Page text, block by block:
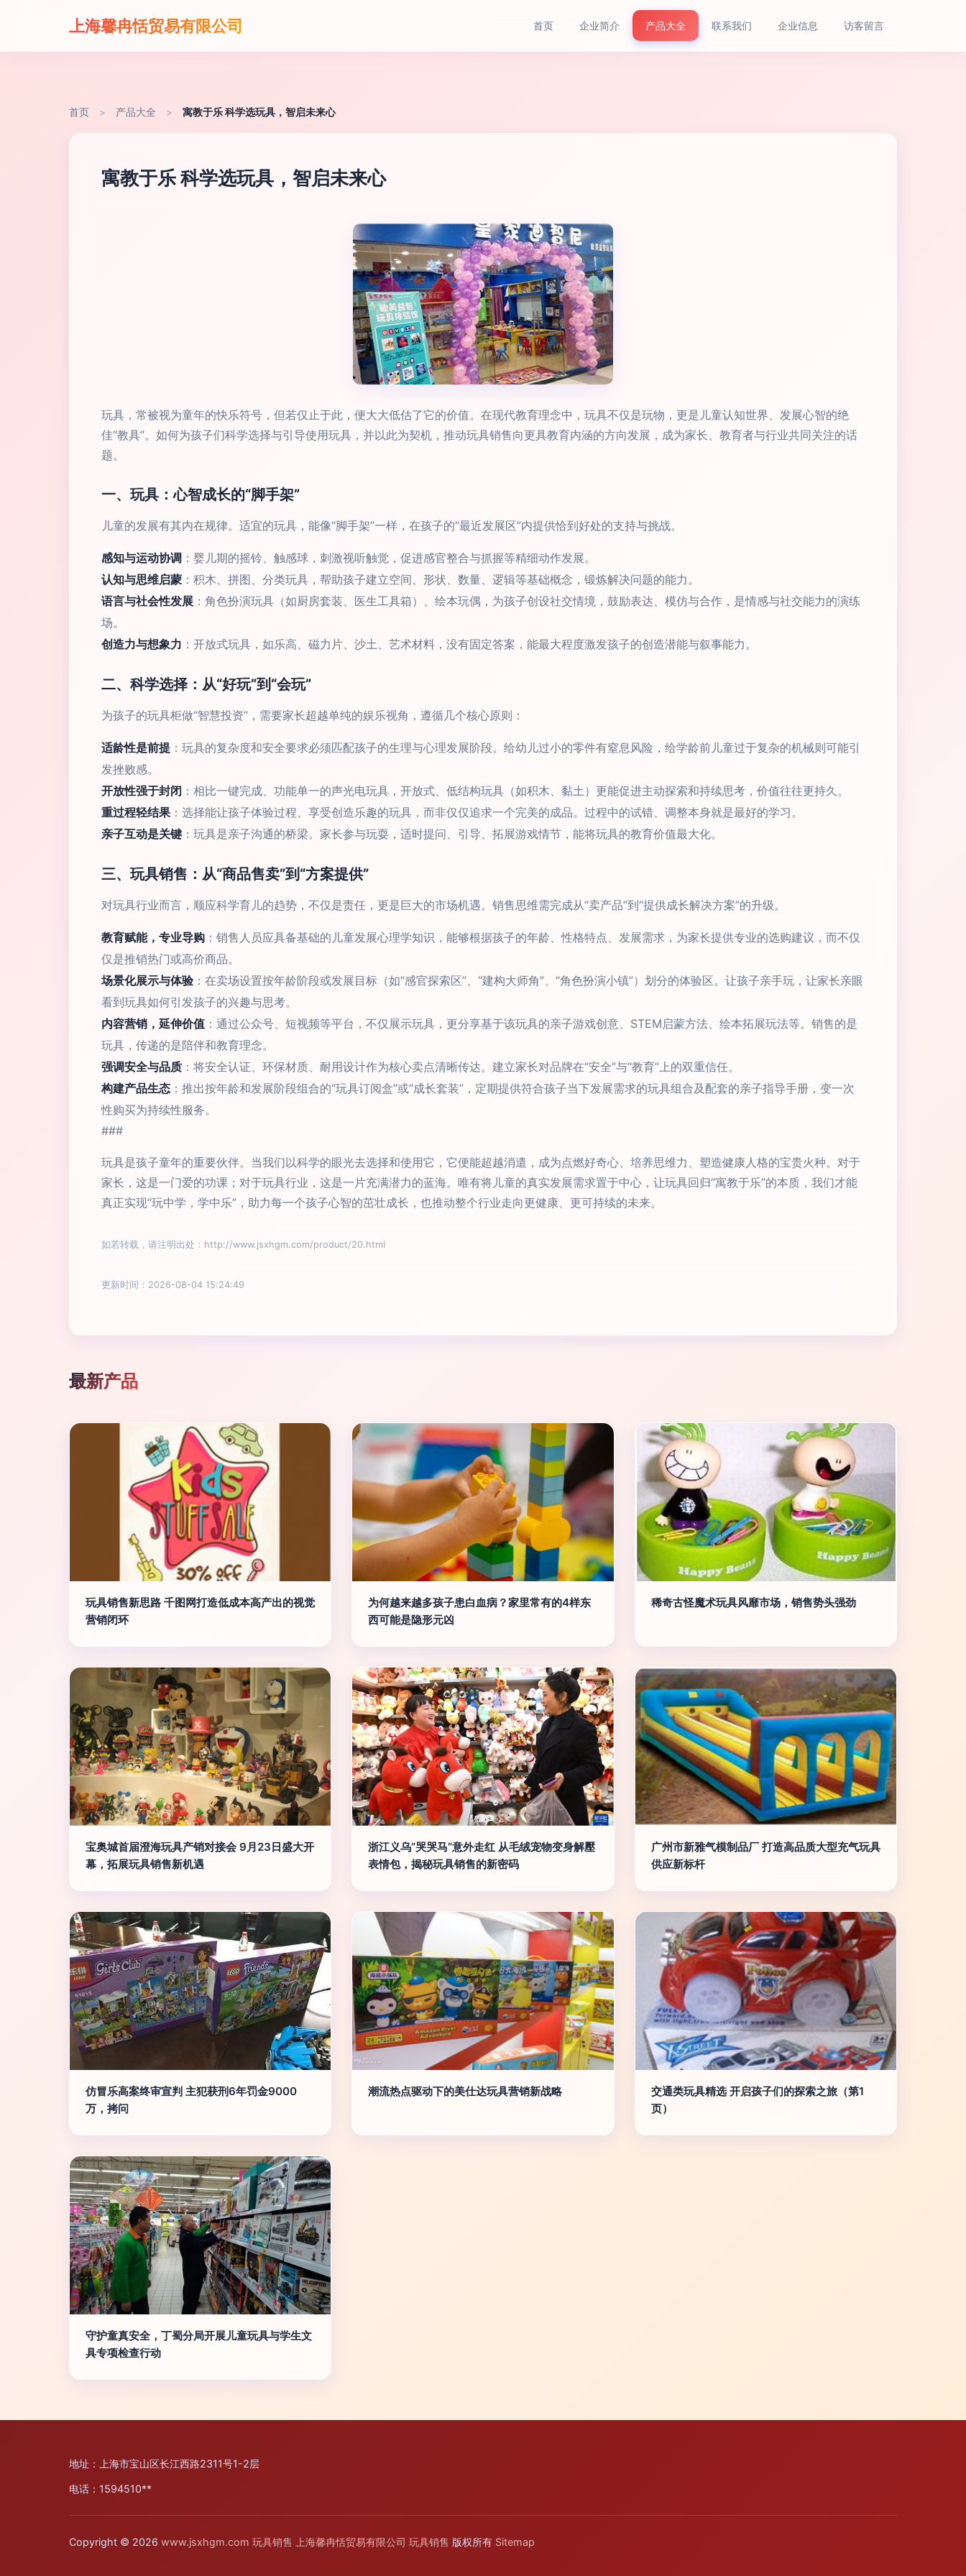
上海馨冉恬贸易有限公司 首页 企业简介 产品大全 联系我们 企业信息 访客留言
首页 > 产品大全 > 寓教于乐 科学选玩具，智启未来心
寓教于乐 科学选玩具，智启未来心
玩具，常被视为童年的快乐符号，但若仅止于此，便大大低估了它的价值。在现代教育理念中，玩具不仅是玩物，更是儿童认知世界、发展心智的绝
佳“教具”。如何为孩子们科学选择与引导使用玩具，并以此为契机，推动玩具销售向更具教育内涵的方向发展，成为家长、教育者与行业共同关注的话
题。
一、玩具：心智成长的“脚手架”
儿童的发展有其内在规律。适宜的玩具，能像“脚手架”一样，在孩子的“最近发展区”内提供恰到好处的支持与挑战。
感知与运动协调 ：婴儿期的摇铃、触感球，刺激视听触觉，促进感官整合与抓握等精细动作发展。
认知与思维启蒙 ：积木、拼图、分类玩具，帮助孩子建立空间、形状、数量、逻辑等基础概念，锻炼解决问题的能力。
语言与社会性发展 ：角色扮演玩具（如厨房套装、医生工具箱）、绘本玩偶，为孩子创设社交情境，鼓励表达、模仿与合作，是情感与社交能力的演练
场。
创造力与想象力 ：开放式玩具，如乐高、磁力片、沙土、艺术材料，没有固定答案，能最大程度激发孩子的创造潜能与叙事能力。
二、科学选择：从“好玩”到“会玩”
为孩子的玩具柜做“智慧投资”，需要家长超越单纯的娱乐视角，遵循几个核心原则：
适龄性是前提 ：玩具的复杂度和安全要求必须匹配孩子的生理与心理发展阶段。给幼儿过小的零件有窒息风险，给学龄前儿童过于复杂的机械则可能引
发挫败感。
开放性强于封闭 ：相比一键完成、功能单一的声光电玩具，开放式、低结构玩具（如积木、黏土）更能促进主动探索和持续思考，价值往往更持久。
重过程轻结果 ：选择能让孩子体验过程、享受创造乐趣的玩具，而非仅仅追求一个完美的成品。过程中的试错、调整本身就是最好的学习。
亲子互动是关键 ：玩具是亲子沟通的桥梁。家长参与玩耍，适时提问、引导、拓展游戏情节，能将玩具的教育价值最大化。
三、玩具销售：从“商品售卖”到“方案提供”
对玩具行业而言，顺应科学育儿的趋势，不仅是责任，更是巨大的市场机遇。销售思维需完成从“卖产品”到“提供成长解决方案”的升级。
教育赋能，专业导购 ：销售人员应具备基础的儿童发展心理学知识，能够根据孩子的年龄、性格特点、发展需求，为家长提供专业的选购建议，而不仅
仅是推销热门或高价商品。
场景化展示与体验：在卖场设置按年龄阶段或发展目标（如“感官探索区”、“建构大师角”、“角色扮演小镇”）划分的体验区。让孩子亲手玩，让家长亲眼
看到玩具如何引发孩子的兴趣与思考。
内容营销，延伸价值 ：通过公众号、短视频等平台，不仅展示玩具，更分享基于该玩具的亲子游戏创意、STEM启蒙方法、绘本拓展玩法等。销售的是
玩具，传递的是陪伴和教育理念。
强调安全与品质 ：将安全认证、环保材质、耐用设计作为核心卖点清晰传达。建立家长对品牌在“安全”与“教育”上的双重信任。
构建产品生态 ：推出按年龄和发展阶段组合的“玩具订阅盒”或“成长套装”，定期提供符合孩子当下发展需求的玩具组合及配套的亲子指导手册，变一次
性购买为持续性服务。
###
玩具是孩子童年的重要伙伴。当我们以科学的眼光去选择和使用它，它便能超越消遣，成为点燃好奇心、培养思维力、塑造健康人格的宝贵火种。对于
家长，这是一门爱的功课；对于玩具行业，这是一片充满潜力的蓝海。唯有将儿童的真实发展需求置于中心，让玩具回归“寓教于乐”的本质，我们才能
真正实现“玩中学，学中乐”，助力每一个孩子心智的茁壮成长，也推动整个行业走向更健康、更可持续的未来。
如若转载，请注明出处：http://www.jsxhgm.com/product/20.html
更新时间：2026-08-04 15:24:49
最新产品
玩具销售新思路 千图网打造低成本高产出的视觉
营销闭环
为何越来越多孩子患白血病？家里常有的4样东
西可能是隐形元凶
稀奇古怪魔术玩具风靡市场，销售势头强劲
宝奥城首届澄海玩具产销对接会 9月23日盛大开
幕，拓展玩具销售新机遇
浙江义乌“哭哭马”意外走红 从毛绒宠物变身解壓
表情包，揭秘玩具销售的新密码
广州市新雅气模制品厂 打造高品质大型充气玩具
供应新标杆
仿冒乐高案终审宣判 主犯获刑6年罚金9000
万，拷问
潮流热点驱动下的美仕达玩具营销新战略
交通类玩具精选 开启孩子们的探索之旅（第1
页）
守护童真安全，丁蜀分局开展儿童玩具与学生文
具专项检查行动
地址：上海市宝山区长江西路2311号1-2层
电话：1594510**
Copyright © 2026 www.jsxhgm.com 玩具销售 上海馨冉恬贸易有限公司 玩具销售 版权所有 Sitemap